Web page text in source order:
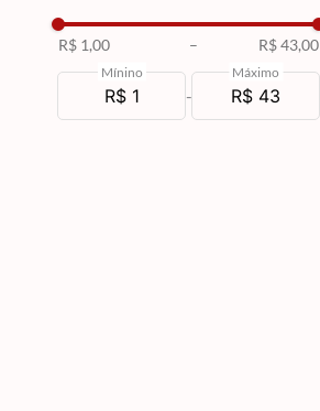
R$ 1,00 – R$ 43,00
Mínino
-
Máximo